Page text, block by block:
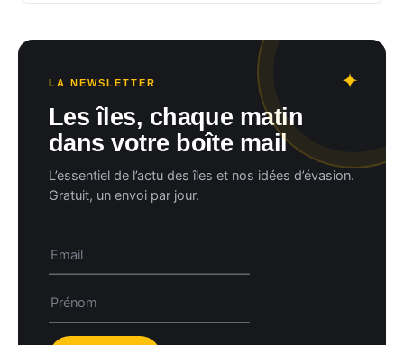
LA NEWSLETTER
Les îles, chaque matin
dans votre boîte mail
L’essentiel de l’actu des îles et nos idées d’évasion.
Gratuit, un envoi par jour.